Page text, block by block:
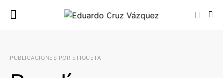
PUBLICACIONES POR ETIQUETA